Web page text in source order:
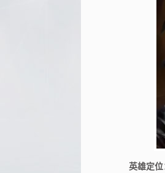
英雄定位